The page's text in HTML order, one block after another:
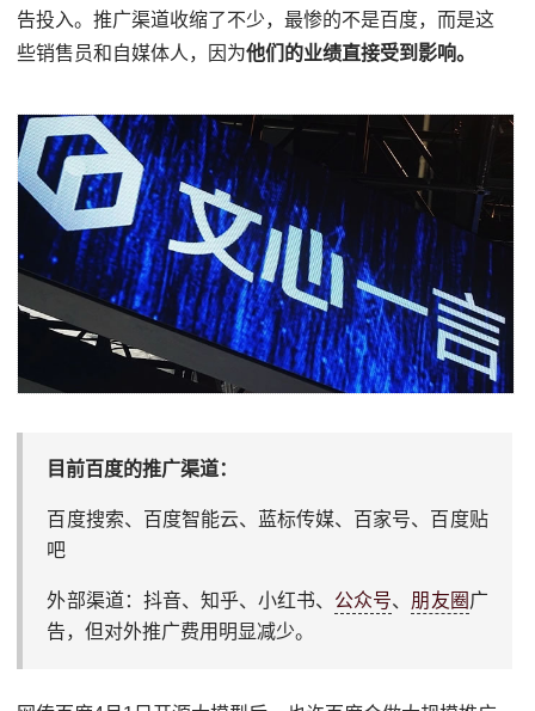
告投入。推广渠道收缩了不少，最惨的不是百度，而是这
些销售员和自媒体人，因为他们的业绩直接受到影响。
目前百度的推广渠道：
百度搜索、百度智能云、蓝标传媒、百家号、百度贴
吧
外部渠道：抖音、知乎、小红书、 公众号、 朋友圈 广
告，但对外推广费用明显减少。